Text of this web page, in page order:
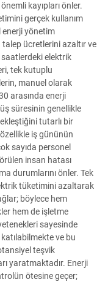
kayıpları önler.
gerçek kullanım
enerji yönetim
ücretlerini azaltır ve
elektrik
tek kutuplu
manuel olarak
arasında enerji
süresinin genellikle
tutarlı bir
iş gününün
sayıda personel
insan hatası
durumlarını önler. Tek
tüketimini azaltarak
böylece hem
hem de işletme
sayesinde
ve bu
teşvik
yaratmaktadır. Enerji
ötesine geçer;